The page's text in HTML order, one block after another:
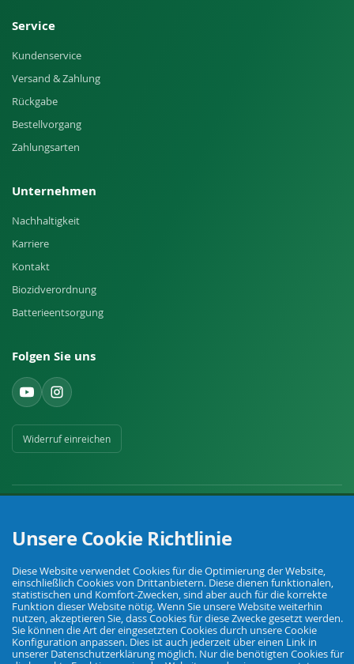
Service
Kundenservice
Versand & Zahlung
Rückgabe
Bestellvorgang
Zahlungsarten
Unternehmen
Nachhaltigkeit
Karriere
Kontakt
Biozidverordnung
Batterieentsorgung
Folgen Sie uns
Widerruf einreichen
© Agrarking. Alle Rechte vorbehalten.
AGBDatenschutzWiderrufsbelehrungImpressum
Unsere Cookie Richtlinie
Diese Website verwendet Cookies für die Optimierung der Website,
einschließlich Cookies von Drittanbietern. Diese dienen funktionalen,
statistischen und Komfort-Zwecken, sind aber auch für die korrekte
Funktion dieser Website nötig. Wenn Sie unsere Website weiterhin
nutzen, akzeptieren Sie, dass Cookies für diese Zwecke gesetzt werden.
Sie können die Art der eingesetzten Cookies durch unsere Cookie
Konfiguration anpassen. Dies ist auch jederzeit über einen Link in
unserer Datenschutzerklärung möglich. Nur die benötigten Cookies für